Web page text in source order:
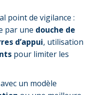
point de vigilance :
par une douche de
d’appui, utilisation
pour limiter les
un modèle